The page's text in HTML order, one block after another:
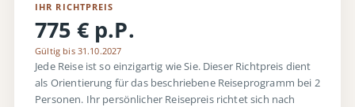
IHR RICHTPREIS
775 € p.P.
Gültig bis 31.10.2027
Jede Reise ist so einzigartig wie Sie. Dieser Richtpreis dient
als Orientierung für das beschriebene Reiseprogramm bei 2
Personen. Ihr persönlicher Reisepreis richtet sich nach